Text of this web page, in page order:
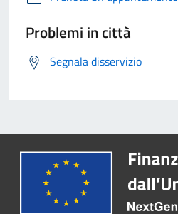
Problemi in città
Segnala disservizio